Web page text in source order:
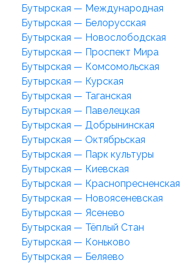
Бутырская — Международная
Бутырская — Белорусская
Бутырская — Новослободская
Бутырская — Проспект Мира
Бутырская — Комсомольская
Бутырская — Курская
Бутырская — Таганская
Бутырская — Павелецкая
Бутырская — Добрынинская
Бутырская — Октябрьская
Бутырская — Парк культуры
Бутырская — Киевская
Бутырская — Краснопресненская
Бутырская — Новоясеневская
Бутырская — Ясенево
Бутырская — Тёплый Стан
Бутырская — Коньково
Бутырская — Беляево